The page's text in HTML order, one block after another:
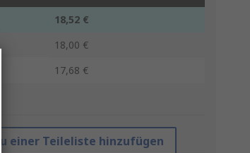
18,52 €
18,00 €
17,68 €
Zu einer Teileliste hinzufügen